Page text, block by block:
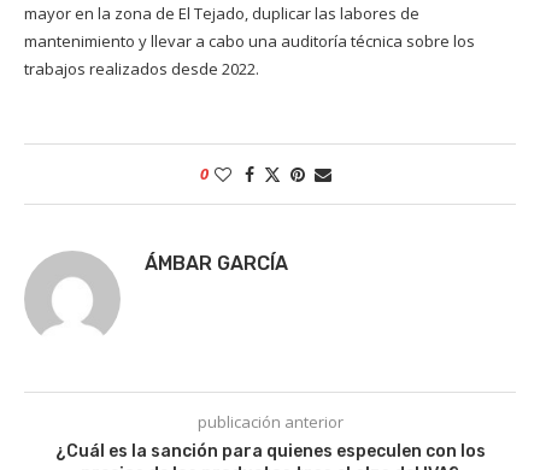
mayor en la zona de El Tejado, duplicar las labores de
mantenimiento y llevar a cabo una auditoría técnica sobre los
trabajos realizados desde 2022.
0
ÁMBAR GARCÍA
publicación anterior
¿Cuál es la sanción para quienes especulen con los